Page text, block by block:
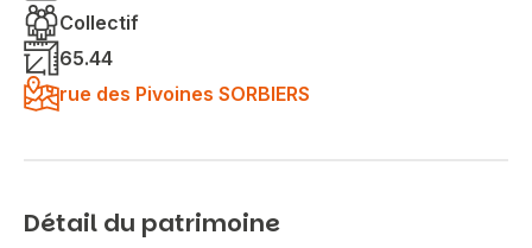
Collectif
65.44
rue des Pivoines SORBIERS
Détail du patrimoine